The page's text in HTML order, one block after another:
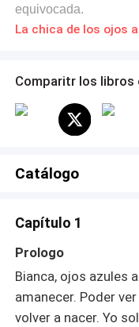
equivocada.
Comparitr los libros
Catálogo
Capítulo 1
Prologo
Bianca, ojos azules
amanecer. Poder
volver a nacer. Yo